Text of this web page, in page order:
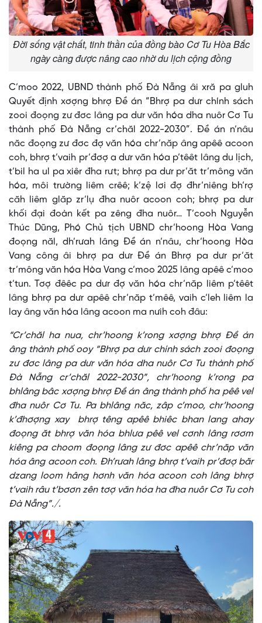
Đời sống vật chất, tinh thần của đồng bào Cơ Tu Hòa Bắc
ngày càng được nâng cao nhờ du lịch cộng đồng
C’moo 2022, UBND thành phố Đà Nẵng âi xră pa gluh
Quyết định xơợng bhrợ Đề án “Bhrợ pa dưr chính sách
zooi đoọng zư đơc lâng pa dưr văn hóa dha nuôr Cơ Tu
thành phố Đà Nẵng cr’chăl 2022-2030”. Đề án n’nâu
năc đoọng zư đơc đợ văn hóa chr’năp âng apêê acoon
coh, bhrợ t’vaih pr’đơợ a dưr văn hóa p’têêt lâng du lịch,
t’bil ha ul pa xiêr đha rưt; bhrợ pa dưr pr’ăt tr’mông văn
hóa, môi trường liêm crêê; k’zệ lơi đợ đhr’niêng bh’rợ
căh liêm glăp zr’lụ đha nuôr acoon coh; bhrợ pa dưr
khối đại đoàn kết pa zêng đha nuôr… T’cooh Nguyễn
Thúc Dũng, Phó Chủ tịch UBND chr’hoong Hòa Vang
đoọng năl, dh’rưah lâng Đề án n’nâu, chr’hoong Hòa
Vang công âi bhrợ pa dưr Đề án Bhrợ pa dưr pr’ăt
tr’mông văn hóa Hòa Vang c’moo 2025 lâng apêê c’moo
t’tun. Tơợ đêêc pa dưr đợ văn hóa chr’năp liêm p’têêt
lâng bhrợ pa dưr apêê chr’năp t’mêê, vaih c’leh liêm la
lay âng văn hóa lâng acoon ma nưih coh đâu:
“Cr’chăl ha nua, chr’hoong k’rong xơợng bhrợ Đề án
âng thành phố ooy “Bhrợ pa dưr chính sách zooi đoọng
zư đơc lâng pa dưr văn hóa dha nuôr Cơ Tu thành phố
Đà Nẵng cr’chăl 2022-2030”, chr’hoong k’rong pa
bhlâng bâc xơợng bhrợ Đề án âng thành phố ha pêê vel
đha nuôr Cơ Tu. Pa bhlâng năc, zâp c’moo, chr’hoong
k’đhơợng xay bhrợ têng apêê bhiêc bhan lang ahay
đoọng ăt bhrợ văn hóa bhlưa pêê vel cơnh lâng rơơm
kiêng pa choom đoọng lâng zư đơc apêê chr’năp văn
hóa âng acoon coh. Đh’rưah lâng bhrợ t’vaih pr’đơợ băr
dzang loom hâng hơnh văn hóa acoon coh lâng bhrợ
t’vaih râu t’bơơn zên tơợ văn hóa ha đha nuôr Cơ Tu coh
Đà Nẵng”./.